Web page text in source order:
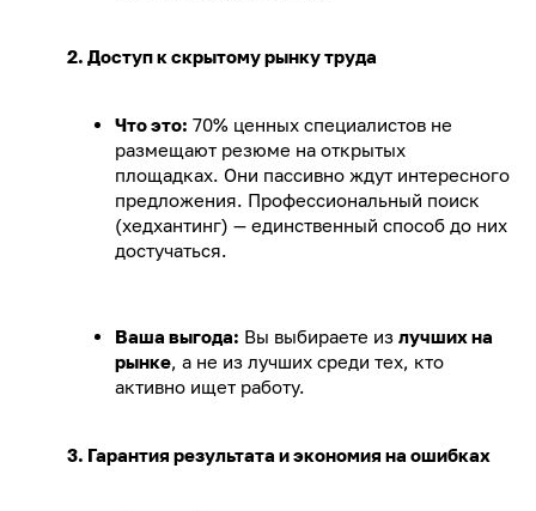
2. Доступ к скрытому рынку труда
Что это: 70% ценных специалистов не
размещают резюме на открытых
площадках. Они пассивно ждут интересного
предложения. Профессиональный поиск
(хедхантинг) — единственный способ до них
достучаться.
Ваша выгода: Вы выбираете из лучших на
рынке, а не из лучших среди тех, кто
активно ищет работу.
3. Гарантия результата и экономия на ошибках